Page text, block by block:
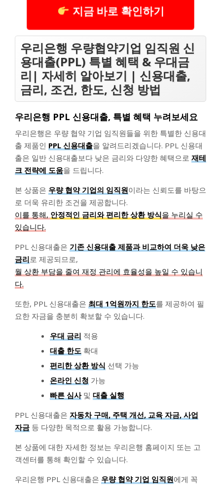
지금 바로 확인하기
우리은행 우량협약기업 임직원 신
용대출(PPL) 특별 혜택 & 우대금
리| 자세히 알아보기 | 신용대출,
금리, 조건, 한도, 신청 방법
우리은행 PPL 신용대출, 특별 혜택 누려보세요
우리은행은 우량 협약 기업 임직원들을 위한 특별한 신용대
출 제품인 PPL 신용대출을 알려드리겠습니다. PPL 신용대
출은 일반 신용대출보다 낮은 금리와 다양한 혜택으로 재테
크 전략에 도움을 드립니다.
본 상품은 우량 협약 기업의 임직원이라는 신뢰도를 바탕으
로 더욱 유리한 조건을 제공합니다.
이를 통해, 안정적인 금리와 편리한 상환 방식을 누리실 수
있습니다.
PPL 신용대출은 기존 신용대출 제품과 비교하여 더욱 낮은
금리로 제공되므로,
월 상환 부담을 줄여 재정 관리에 효율성을 높일 수 있습니
다.
또한, PPL 신용대출은 최대 1억원까지 한도를 제공하여 필
요한 자금을 충분히 확보할 수 있습니다.
우대 금리 적용
대출 한도 확대
편리한 상환 방식 선택 가능
온라인 신청 가능
빠른 심사및 대출 실행
PPL 신용대출은 자동차 구매, 주택 개선, 교육 자금, 사업
자금 등 다양한 목적으로 활용 가능합니다.
본 상품에 대한 자세한 정보는 우리은행 홈페이지 또는 고
객센터를 통해 확인할 수 있습니다.
우리은행 PPL 신용대출은 우량 협약 기업 임직원에게 꼭